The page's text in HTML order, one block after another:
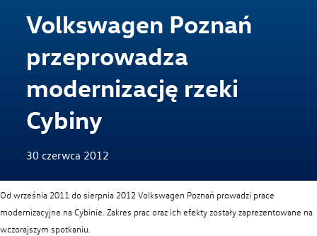
Zwiedzanie Zakładów
Volkswagen Poznań
przeprowadza
modernizację rzeki
Cybiny
30 czerwca 2012
Od września 2011 do sierpnia 2012 Volkswagen Poznań prowadzi prace
modernizacyjne na Cybinie. Zakres prac oraz ich efekty zostały zaprezentowane na
wczorajszym spotkaniu.